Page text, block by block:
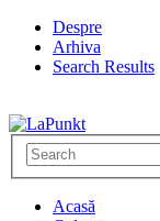
Despre
Arhiva
Search Results
Acasă